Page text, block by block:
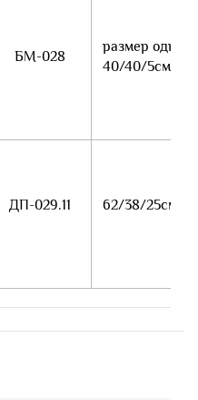
БМ-028
размер одной
40/40/5см
ДП-029.11 62/38/25см